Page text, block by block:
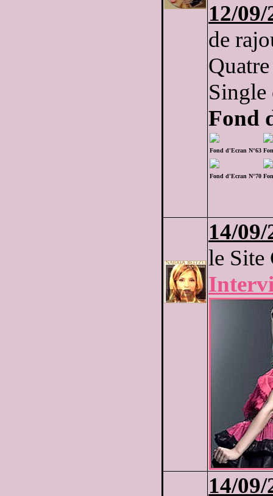
12/09/
de
Single
Fond
Fond d'Ecran N°63
Fond d'Ecran N°70
14/09/
le Site
14/09/